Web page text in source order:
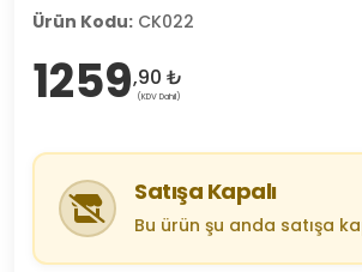
Ürün Kodu: CK022
1259,90 ₺
(KDV Dahil)
Satışa Kapalı
Bu ürün şu anda satışa